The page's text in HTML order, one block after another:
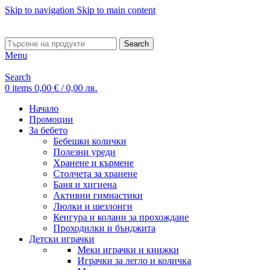
Skip to navigation Skip to main content
Search
Menu
Search
0 items 0,00 € / 0,00 лв.
Начало
Промоции
За бебето
Бебешки колички
Полезни уреди
Хранене и кърмене
Столчета за хранене
Баня и хигиена
Активни гимнастики
Люлки и шезлонги
Кенгура и колани за прохождане
Проходилки и бънджита
Детски играчки
Меки играчки и книжки
Играчки за легло и количка